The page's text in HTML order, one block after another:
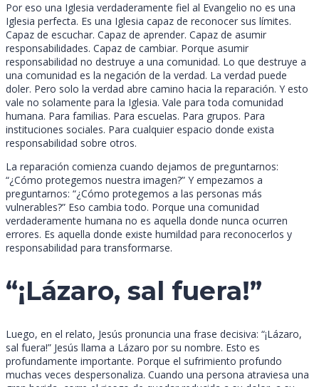
Por eso una Iglesia verdaderamente fiel al Evangelio no es una
Iglesia perfecta. Es una Iglesia capaz de reconocer sus límites.
Capaz de escuchar. Capaz de aprender. Capaz de asumir
responsabilidades. Capaz de cambiar. Porque asumir
responsabilidad no destruye a una comunidad. Lo que destruye a
una comunidad es la negación de la verdad. La verdad puede
doler. Pero solo la verdad abre camino hacia la reparación. Y esto
vale no solamente para la Iglesia. Vale para toda comunidad
humana. Para familias. Para escuelas. Para grupos. Para
instituciones sociales. Para cualquier espacio donde exista
responsabilidad sobre otros.
La reparación comienza cuando dejamos de preguntarnos:
“¿Cómo protegemos nuestra imagen?” Y empezamos a
preguntarnos: “¿Cómo protegemos a las personas más
vulnerables?” Eso cambia todo. Porque una comunidad
verdaderamente humana no es aquella donde nunca ocurren
errores. Es aquella donde existe humildad para reconocerlos y
responsabilidad para transformarse.
“¡Lázaro, sal fuera!”
Luego, en el relato, Jesús pronuncia una frase decisiva: “¡Lázaro,
sal fuera!” Jesús llama a Lázaro por su nombre. Esto es
profundamente importante. Porque el sufrimiento profundo
muchas veces despersonaliza. Cuando una persona atraviesa una